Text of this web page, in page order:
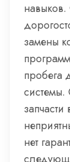
навыков.
замены
пробега
системы.
нет